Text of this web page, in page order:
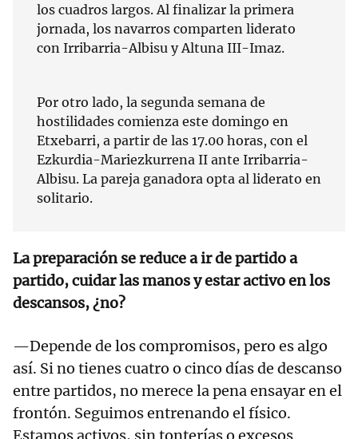
los cuadros largos. Al finalizar la primera
jornada, los navarros comparten liderato
con Irribarria-Albisu y Altuna III-Imaz.
Por otro lado, la segunda semana de
hostilidades comienza este domingo en
Etxebarri, a partir de las 17.00 horas, con el
Ezkurdia-Mariezkurrena II ante Irribarria-
Albisu. La pareja ganadora opta al liderato en
solitario.
La preparación se reduce a ir de partido a
partido, cuidar las manos y estar activo en los
descansos, ¿no?
—Depende de los compromisos, pero es algo
así. Si no tienes cuatro o cinco días de descanso
entre partidos, no merece la pena ensayar en el
frontón. Seguimos entrenando el físico.